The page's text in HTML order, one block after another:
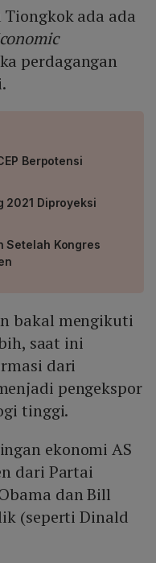
Tiongkok ada ada
perdagangan
Berpotensi
2021 Diproyeksi
Setelah Kongres
bakal mengikuti
saat ini
dari
pengekspor
tinggi.
ekonomi AS
dari Partai
dan Bill
(seperti Dinald